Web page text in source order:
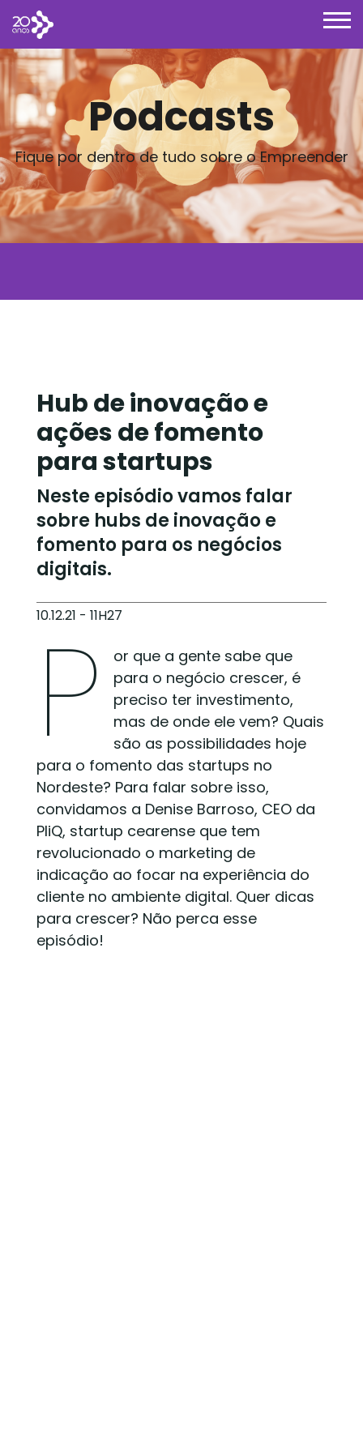
Podcasts
Fique por dentro de tudo sobre o Empreender
Hub de inovação e
ações de fomento
para startups
Neste episódio vamos falar
sobre hubs de inovação e
fomento para os negócios
digitais.
10.12.21 - 11H27
P
or que a gente sabe que
para o negócio crescer, é
preciso ter investimento,
mas de onde ele vem? Quais
são as possibilidades hoje
para o fomento das startups no
Nordeste? Para falar sobre isso,
convidamos a Denise Barroso, CEO da
PliQ, startup cearense que tem
revolucionado o marketing de
indicação ao focar na experiência do
cliente no ambiente digital. Quer dicas
para crescer? Não perca esse
episódio!